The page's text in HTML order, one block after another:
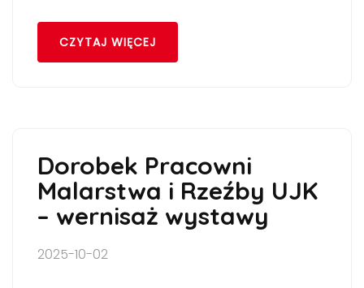
CZYTAJ WIĘCEJ
Dorobek Pracowni
Malarstwa i Rzeźby UJK
– wernisaż wystawy
2025-10-02